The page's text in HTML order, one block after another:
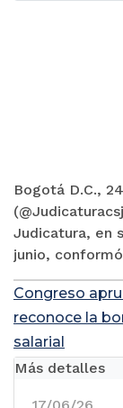
Bogotá D.C.,
Judicatura, en
junio,
Congreso
reconoce la
salarial
Más detalles